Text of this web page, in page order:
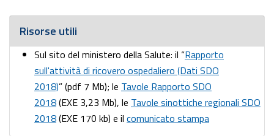
Risorse utili
Sul sito del ministero della Salute: il “Rapporto
sull'attività di ricovero ospedaliero (Dati SDO
2018)” (pdf 7 Mb); le Tavole Rapporto SDO
2018(EXE 3,23 Mb), le Tavole sinottiche regionali SDO
2018(EXE 170 kb) e il comunicato stampa